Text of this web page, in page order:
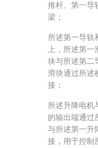
推杆、第一导
梁；
所述第一导轨
上，所述第一
块与所述第二
滑块通过所述
接；
所述升降电机
的输出端通过
与所述第一升
接，用于控制